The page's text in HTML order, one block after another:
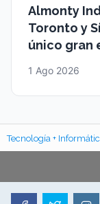
Almonty
Toronto y
único gran
1 Ago 2026
Tecnología +